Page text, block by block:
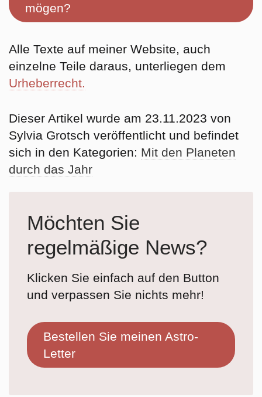
mögen?
Alle Texte auf meiner Website, auch
einzelne Teile daraus, unterliegen dem
Urheberrecht.
Dieser Artikel wurde am 23.11.2023 von
Sylvia Grotsch veröffentlicht und befindet
sich in den Kategorien: Mit den Planeten
durch das Jahr
Möchten Sie
regelmäßige News?
Klicken Sie einfach auf den Button
und verpassen Sie nichts mehr!
Bestellen Sie meinen Astro-
Letter